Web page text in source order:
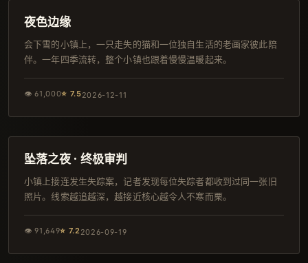
导演剪辑版
夜色边缘
会下雪的小镇上，一只走失的猫和一位独自生活的老画家彼此陪
伴。一年四季流转，整个小镇也跟着慢慢温暖起来。
👁61,000⭐ 7.52026-12-11
杜比
坠落之夜 · 终极审判
小镇上接连发生失踪案，记者发现每位失踪者都收到过同一张旧
照片。线索越追越深，越接近核心越令人不寒而栗。
👁91,649⭐ 7.22026-09-19